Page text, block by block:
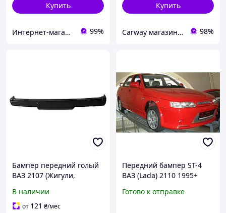
Купить
Интернет-магазин AVTO запчасти 99%
Купить
Сarway магазин автозапчастей 98%
Бампер передний голый
ВАЗ 2107 (Жигули,
АвтоДілер)
В наличии
от 121 ₴/мес
Передний бампер ST-4
ВАЗ (Lada) 2110 1995+
Лада Десятка
Готово к отправке